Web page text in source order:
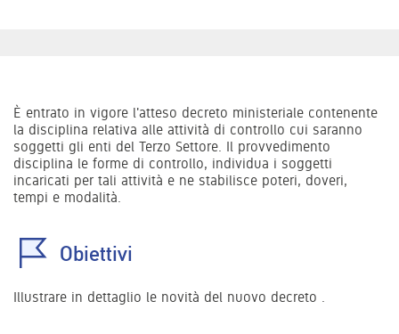
È entrato in vigore l'atteso decreto ministeriale contenente
la disciplina relativa alle attività di controllo cui saranno
soggetti gli enti del Terzo Settore. Il provvedimento
disciplina le forme di controllo, individua i soggetti
incaricati per tali attività e ne stabilisce poteri, doveri,
tempi e modalità.
Obiettivi
Illustrare in dettaglio le novità del nuovo decreto .